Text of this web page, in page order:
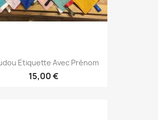
Etiquette Avec Prénom
15,00 €